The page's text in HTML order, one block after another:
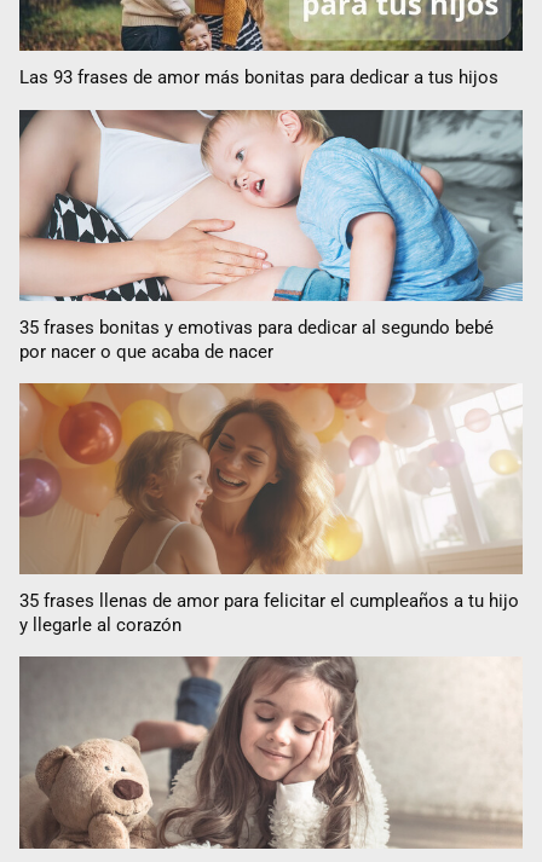
Las 93 frases de amor más bonitas para dedicar a tus hijos
35 frases bonitas y emotivas para dedicar al segundo bebé
por nacer o que acaba de nacer
35 frases llenas de amor para felicitar el cumpleaños a tu hijo
y llegarle al corazón